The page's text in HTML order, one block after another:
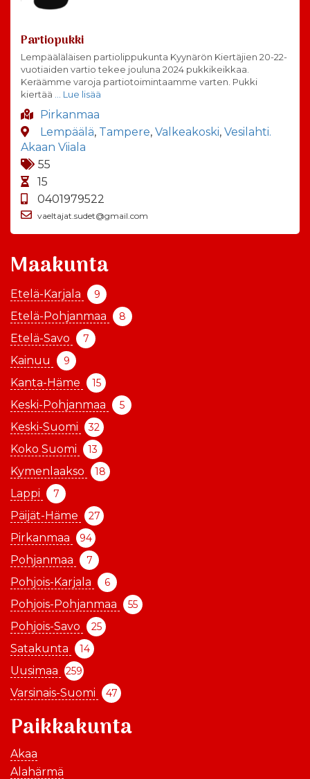
Partiopukki
Lempääläläisen partiolippukunta Kyynärön Kiertäjien 20-22-
vuotiaiden vartio tekee jouluna 2024 pukkikeikkaa.
Keräämme varoja partiotoimintaamme varten. Pukki
kiertää … Lue lisää
Pirkanmaa
Lempäälä, Tampere, Valkeakoski, Vesilahti.
Akaan Viiala
55
15
0401979522
vaeltajat.sudet@gmail.com
Maakunta
Etelä-Karjala 9
Etelä-Pohjanmaa 8
Etelä-Savo 7
Kainuu 9
Kanta-Häme 15
Keski-Pohjanmaa 5
Keski-Suomi 32
Koko Suomi 13
Kymenlaakso 18
Lappi 7
Päijät-Häme 27
Pirkanmaa 94
Pohjanmaa 7
Pohjois-Karjala 6
Pohjois-Pohjanmaa 55
Pohjois-Savo 25
Satakunta 14
Uusimaa 259
Varsinais-Suomi 47
Paikkakunta
Akaa
Alahärmä